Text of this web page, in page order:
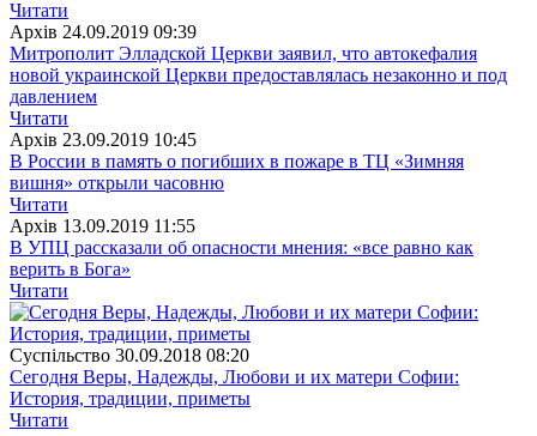
Читати
Архiв 24.09.2019 09:39
Митрополит Элладской Церкви заявил, что автокефалия
новой украинской Церкви предоставлялась незаконно и под
давлением
Читати
Архiв 23.09.2019 10:45
В России в память о погибших в пожаре в ТЦ «Зимняя
вишня» открыли часовню
Читати
Архiв 13.09.2019 11:55
В УПЦ рассказали об опасности мнения: «все равно как
верить в Бога»
Читати
Суспiльство 30.09.2018 08:20
Сегодня Веры, Надежды, Любови и их матери Софии:
История, традиции, приметы
Читати